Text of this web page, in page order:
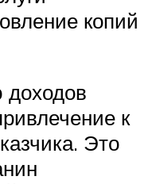
копий
доходов
к
Это